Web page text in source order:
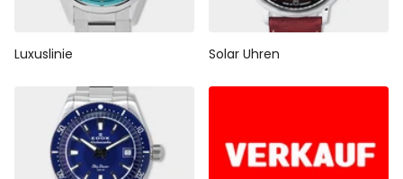
Luxuslinie Solar Uhren